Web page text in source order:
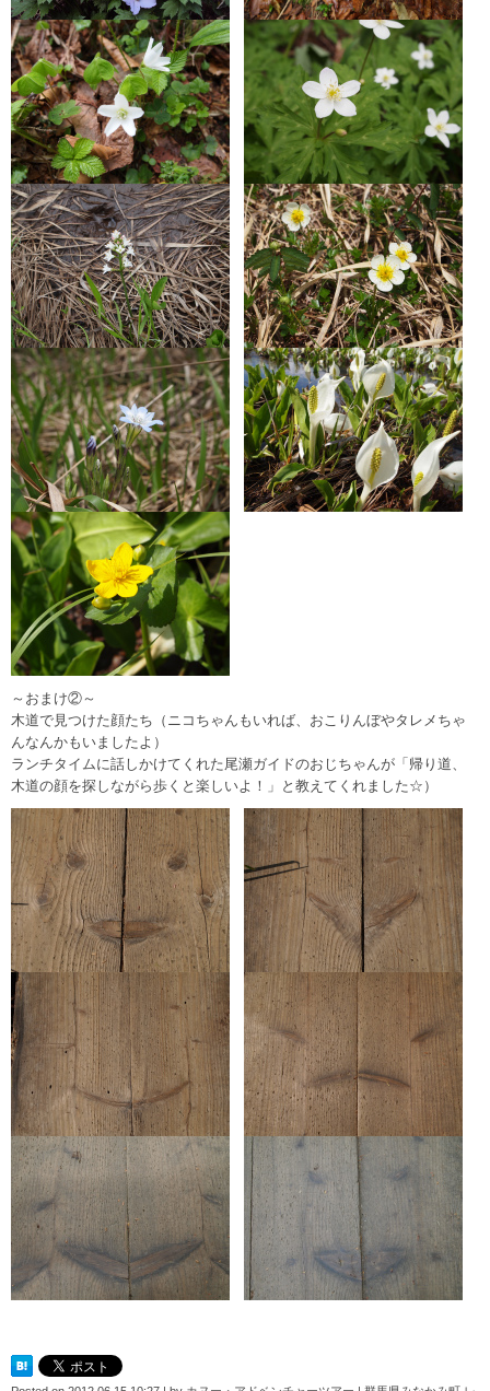
～おまけ②～
木道で見つけた顔たち（ニコちゃんもいれば、おこりんぼやタレメちゃ
んなんかもいましたよ）
ランチタイムに話しかけてくれた尾瀬ガイドのおじちゃんが「帰り道、
木道の顔を探しながら歩くと楽しいよ！」と教えてくれました☆）